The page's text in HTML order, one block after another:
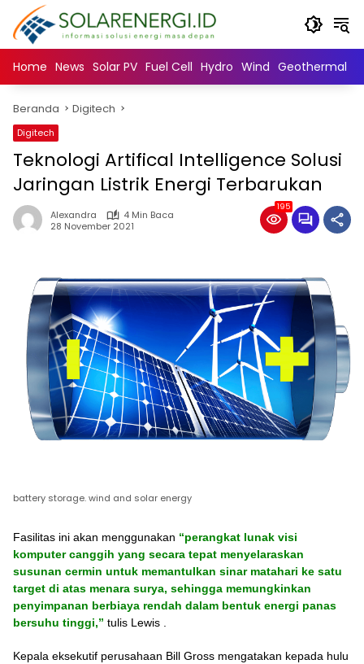
Langsung
konten
Home News Solar PV Fuel Cell Hydro Wind Geothermal
Beranda Digitech
Digitech
Teknologi Artifical Intelligence Solusi
Jaringan Listrik Energi Terbarukan
Alexandra
4 Min Baca
28 November 2021
195
battery storage. wind and solar energy
Fasilitas ini akan menggunakan “perangkat lunak visi
komputer canggih yang secara tepat menyelaraskan
susunan cermin untuk memantulkan sinar matahari ke satu
target di atas menara surya, sehingga memungkinkan
penyimpanan berbiaya rendah dalam bentuk energi panas
bersuhu tinggi,” tulis Lewis .
Kepala eksekutif perusahaan Bill Gross mengatakan kepada hulu